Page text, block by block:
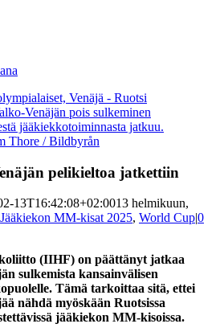
Venäjän pois sulkeminen
jääkiekkotoiminnasta jatkuu.
Thore / Bildbyrån
pelikieltoa jatkettiin
13T16:42:08+02:0013 helmikuun,
Jääkiekon MM-kisat 2025, World Cup|0
(IIHF) on päättänyt jatkaa
sulkemista kansainvälisen
Tämä tarkoittaa sitä, ettei
nähdä myöskään Ruotsissa
jääkiekon MM-kisoissa.